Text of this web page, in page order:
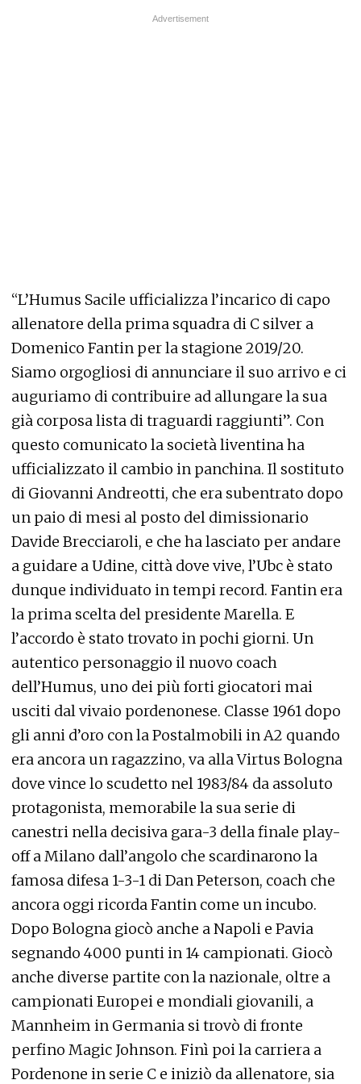
“L’Humus Sacile ufficializza l’incarico di capo
allenatore della prima squadra di C silver a
Domenico Fantin per la stagione 2019/20.
Siamo orgogliosi di annunciare il suo arrivo e ci
auguriamo di contribuire ad allungare la sua
già corposa lista di traguardi raggiunti”. Con
questo comunicato la società liventina ha
ufficializzato il cambio in panchina. Il sostituto
di Giovanni Andreotti, che era subentrato dopo
un paio di mesi al posto del dimissionario
Davide Brecciaroli, e che ha lasciato per andare
a guidare a Udine, città dove vive, l’Ubc è stato
dunque individuato in tempi record. Fantin era
la prima scelta del presidente Marella. E
l’accordo è stato trovato in pochi giorni. Un
autentico personaggio il nuovo coach
dell’Humus, uno dei più forti giocatori mai
usciti dal vivaio pordenonese. Classe 1961 dopo
gli anni d’oro con la Postalmobili in A2 quando
era ancora un ragazzino, va alla Virtus Bologna
dove vince lo scudetto nel 1983/84 da assoluto
protagonista, memorabile la sua serie di
canestri nella decisiva gara-3 della finale play-
off a Milano dall’angolo che scardinarono la
famosa difesa 1-3-1 di Dan Peterson, coach che
ancora oggi ricorda Fantin come un incubo.
Dopo Bologna giocò anche a Napoli e Pavia
segnando 4000 punti in 14 campionati. Giocò
anche diverse partite con la nazionale, oltre a
campionati Europei e mondiali giovanili, a
Mannheim in Germania si trovò di fronte
perfino Magic Johnson. Finì poi la carriera a
Pordenone in serie C e iniziò da allenatore, sia